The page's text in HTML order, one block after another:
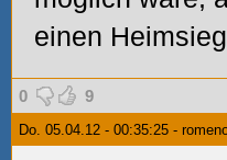
einen
0 9
Do. 05.04.12 - 00:35:25 -